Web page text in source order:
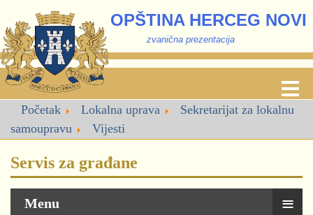
OPŠTINA HERCEG NOVI
zvanična prezentacija
Početak Lokalna uprava
Sekretarijat za lokalnu
samoupravu
Vijesti
Servis za građane
Menu ≡